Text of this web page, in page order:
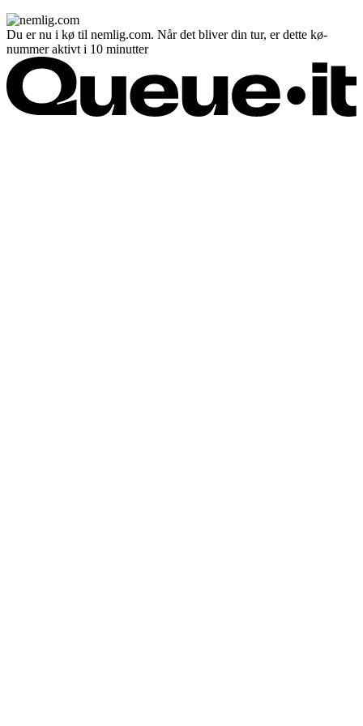
Du er nu i kø til nemlig.com. Når det bliver din tur, er dette kø-
nummer aktivt i 10 minutter